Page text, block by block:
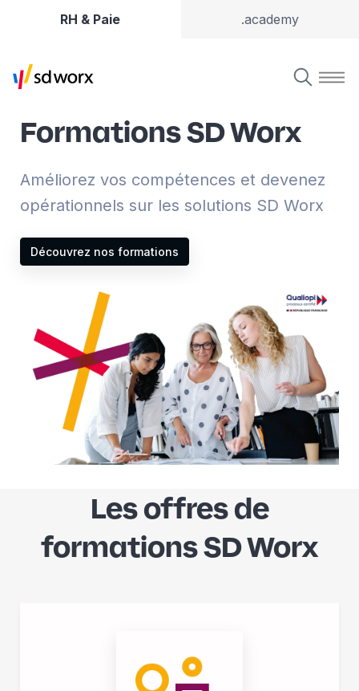
RH & Paie .academy
Formations SD Worx
Améliorez vos compétences et devenez
opérationnels sur les solutions SD Worx
Découvrez nos formations
Les offres de
formations SD Worx